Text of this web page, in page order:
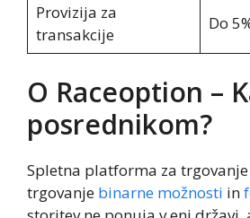
Provizija za
transakcije
Do
O Raceoption –
posrednikom?
Spletna platforma za
trgovanje binarne možnosti in